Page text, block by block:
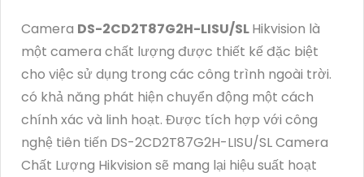
Camera DS-2CD2T87G2H-LISU/SLHikvision là
một camera chất lượng được thiết kế đặc biệt
cho việc sử dụng trong các công trình ngoài trời.
có khả năng phát hiện chuyển động một cách
chính xác và linh hoạt. Được tích hợp với công
nghệ tiên tiến DS-2CD2T87G2H-LISU/SL Camera
Chất Lượng Hikvision sẽ mang lại hiệu suất hoạt